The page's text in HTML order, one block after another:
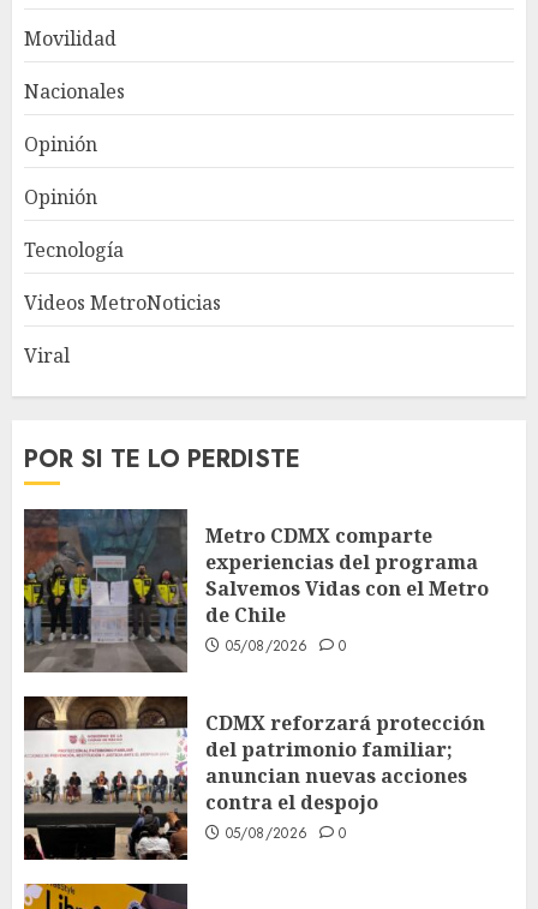
Movilidad
Nacionales
Opinión
Opinión
Tecnología
Videos MetroNoticias
Viral
POR SI TE LO PERDISTE
Metro CDMX comparte
experiencias del programa
Salvemos Vidas con el Metro
de Chile
05/08/2026 0
CDMX reforzará protección
del patrimonio familiar;
anuncian nuevas acciones
contra el despojo
05/08/2026 0